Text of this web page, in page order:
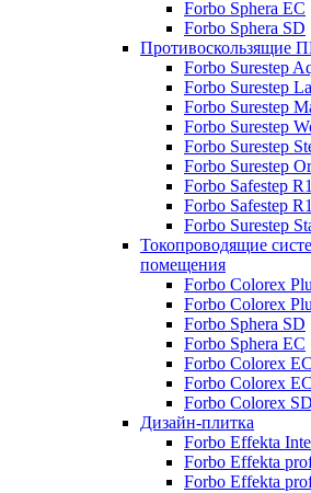
Forbo Sphera EC
Forbo Sphera SD
Противоскользящие
Forbo Surestep
Forbo Surestep
Forbo Surestep
Forbo Surestep
Forbo Surestep
Forbo Surestep
Forbo Safestep
Forbo Safestep
Forbo Surestep
Токопроводящие
помещения
Forbo Colorex
Forbo Colorex
Forbo Sphera SD
Forbo Sphera EC
Forbo Colorex
Forbo Colorex EC
Forbo Colorex SD
Дизайн-плитка
Forbo Effekta
Forbo Effekta
Forbo Effekta